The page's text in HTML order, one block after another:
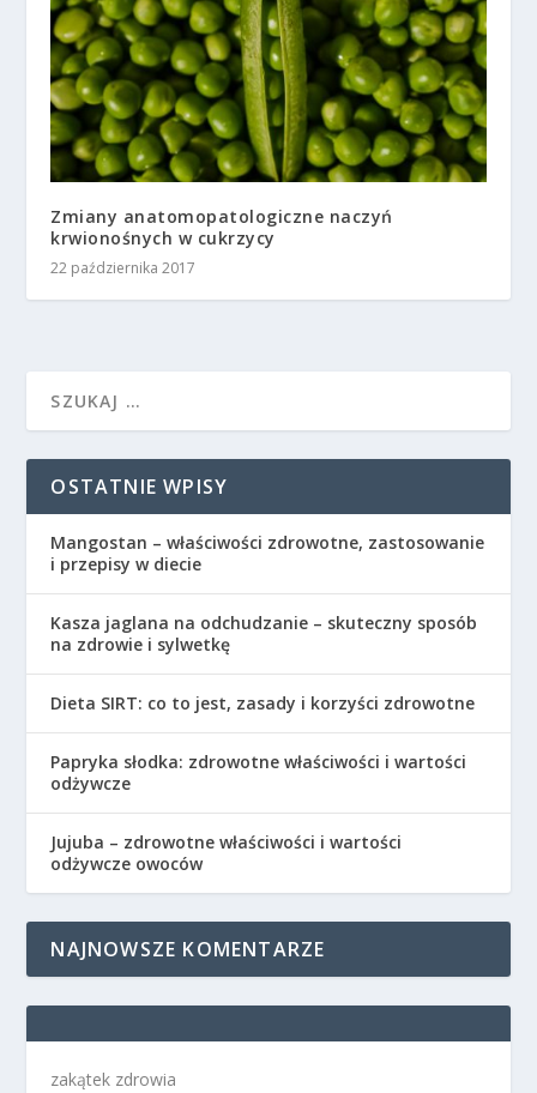
Zmiany anatomopatologiczne naczyń
krwionośnych w cukrzycy
22 października 2017
OSTATNIE WPISY
Mangostan – właściwości zdrowotne, zastosowanie
i przepisy w diecie
Kasza jaglana na odchudzanie – skuteczny sposób
na zdrowie i sylwetkę
Dieta SIRT: co to jest, zasady i korzyści zdrowotne
Papryka słodka: zdrowotne właściwości i wartości
odżywcze
Jujuba – zdrowotne właściwości i wartości
odżywcze owoców
NAJNOWSZE KOMENTARZE
zakątek zdrowia